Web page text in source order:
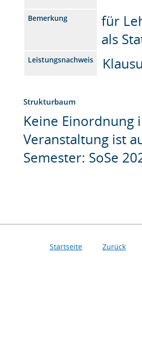
Bemerkung
für
als
Leistungsnachweis
Strukturbaum
Keine Einordnung
Veranstaltung ist
Semester: SoSe
Startseite Zurück